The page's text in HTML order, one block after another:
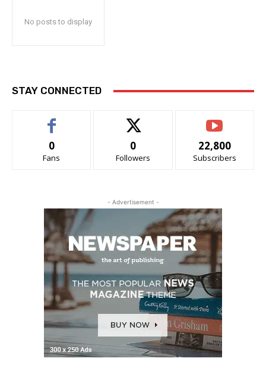
No posts to display
STAY CONNECTED
0
Fans
0
Followers
22,800
Subscribers
- Advertisement -